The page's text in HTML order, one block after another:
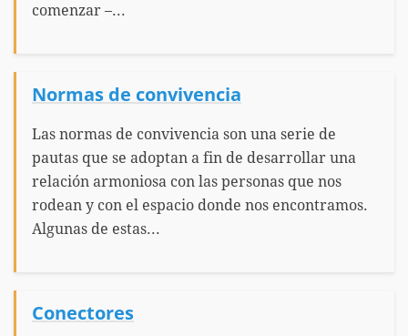
comenzar –...
Normas de convivencia
Las normas de convivencia son una serie de
pautas que se adoptan a fin de desarrollar una
relación armoniosa con las personas que nos
rodean y con el espacio donde nos encontramos.
Algunas de estas...
Conectores